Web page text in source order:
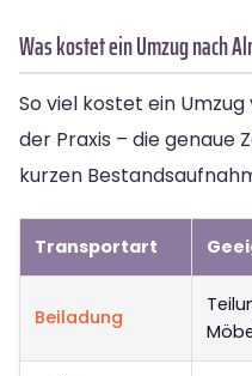
Was kostet ein Umzug nach
So viel kostet ein
der Praxis – die genaue
kurzen
Transportart
Beiladung